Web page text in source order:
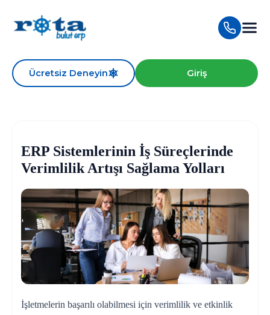
Ücretsiz Deneyin Giriş
ERP Sistemlerinin İş Süreçlerinde
Verimlilik Artışı Sağlama Yolları
İşletmelerin başarılı olabilmesi için verimlilik ve etkinlik